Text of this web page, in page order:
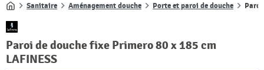
Accueil
Sanitaire Aménagement douche Porte et paroi de douche Paroi
Paroi de douche fixe Primero 80 x 185 cm
LAFINESS